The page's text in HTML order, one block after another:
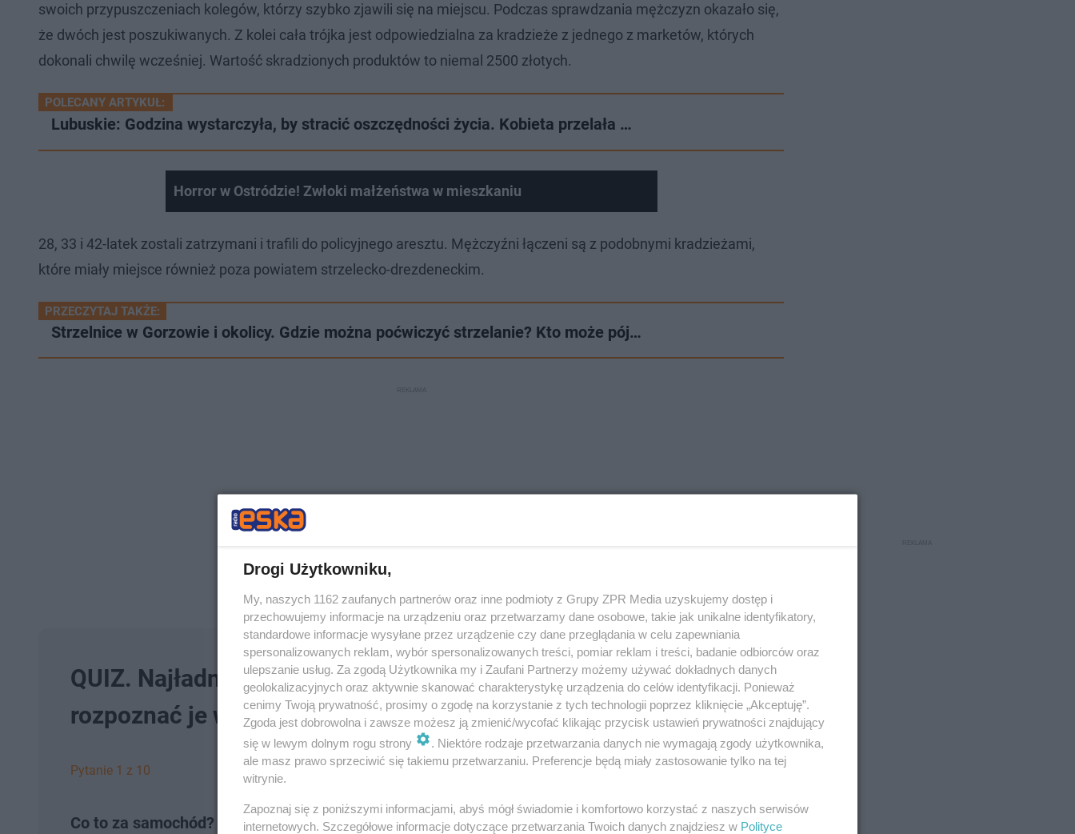
swoich przypuszczeniach kolegów, którzy szybko zjawili się na miejscu. Podczas sprawdzania mężczyzn okazało się,
że dwóch jest poszukiwanych. Z kolei cała trójka jest odpowiedzialna za kradzieże z jednego z marketów, których
dokonali chwilę wcześniej. Wartość skradzionych produktów to niemal 2500 złotych.
POLECANY ARTYKUŁ:
Lubuskie: Godzina wystarczyła, by stracić oszczędności życia. Kobieta przelała …
Horror w Ostródzie! Zwłoki małżeństwa w mieszkaniu
28, 33 i 42-latek zostali zatrzymani i trafili do policyjnego aresztu. Mężczyźni łączeni są z podobnymi kradzieżami,
które miały miejsce również poza powiatem strzelecko-drezdeneckim.
PRZECZYTAJ TAKŻE:
Strzelnice w Gorzowie i okolicy. Gdzie można poćwiczyć strzelanie? Kto może pój…
QUIZ. Najładniejsze samochody z okresu PRL. Dasz radę
rozpoznać je wszystkie?
Pytanie 1 z 10
Co to za samochód?
Drogi Użytkowniku,
My, naszych 1162 zaufanych partnerów oraz inne podmioty z Grupy ZPR Media uzyskujemy dostęp i
przechowujemy informacje na urządzeniu oraz przetwarzamy dane osobowe, takie jak unikalne identyfikatory,
standardowe informacje wysyłane przez urządzenie czy dane przeglądania w celu zapewniania
spersonalizowanych reklam, wybór spersonalizowanych treści, pomiar reklam i treści, badanie odbiorców oraz
ulepszanie usług. Za zgodą Użytkownika my i Zaufani Partnerzy możemy używać dokładnych danych
geolokalizacyjnych oraz aktywnie skanować charakterystykę urządzenia do celów identyfikacji. Ponieważ
cenimy Twoją prywatność, prosimy o zgodę na korzystanie z tych technologii poprzez kliknięcie „Akceptuję”.
Zgoda jest dobrowolna i zawsze możesz ją zmienić/wycofać klikając przycisk ustawień prywatności znajdujący
się w lewym dolnym rogu strony
. Niektóre rodzaje przetwarzania danych nie wymagają zgody użytkownika,
ale masz prawo sprzeciwić się takiemu przetwarzaniu. Preferencje będą miały zastosowanie tylko na tej
witrynie.
Zapoznaj się z poniższymi informacjami, abyś mógł świadomie i komfortowo korzystać z naszych serwisów
internetowych. Szczegółowe informacje dotyczące przetwarzania Twoich danych znajdziesz w Polityce